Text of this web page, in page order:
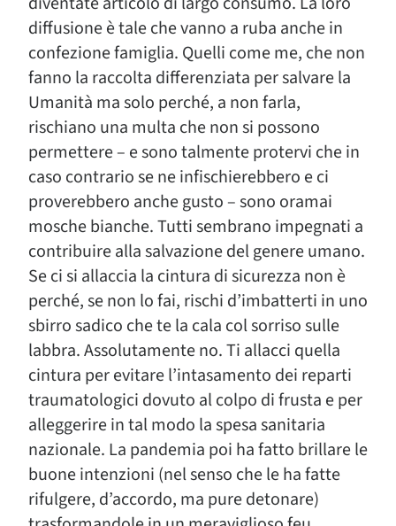
diffusione è tale che vanno a ruba anche in
confezione famiglia. Quelli come me, che non
fanno la raccolta differenziata per salvare la
Umanità ma solo perché, a non farla,
rischiano una multa che non si possono
permettere – e sono talmente protervi che in
caso contrario se ne infischierebbero e ci
proverebbero anche gusto – sono oramai
mosche bianche. Tutti sembrano impegnati a
contribuire alla salvazione del genere umano.
Se ci si allaccia la cintura di sicurezza non è
perché, se non lo fai, rischi d’imbatterti in uno
sbirro sadico che te la cala col sorriso sulle
labbra. Assolutamente no. Ti allacci quella
cintura per evitare l’intasamento dei reparti
traumatologici dovuto al colpo di frusta e per
alleggerire in tal modo la spesa sanitaria
nazionale. La pandemia poi ha fatto brillare le
buone intenzioni (nel senso che le ha fatte
rifulgere, d’accordo, ma pure detonare)